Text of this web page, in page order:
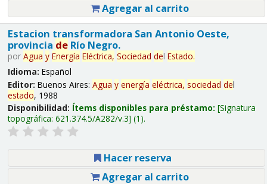
Agregar al carrito
Estacion transformadora San Antonio Oeste,
provincia deRío Negro.
por Agua y Energía Eléctrica, Sociedad del Estado.
Idioma: Español
Editor: Buenos Aires: Agua y energía eléctrica, sociedad del
estado, 1988
Disponibilidad: Ítems disponibles para préstamo: Signatura
topográfica: 621.374.5/A282/v.3 (1).
Hacer reserva
Agregar al carrito